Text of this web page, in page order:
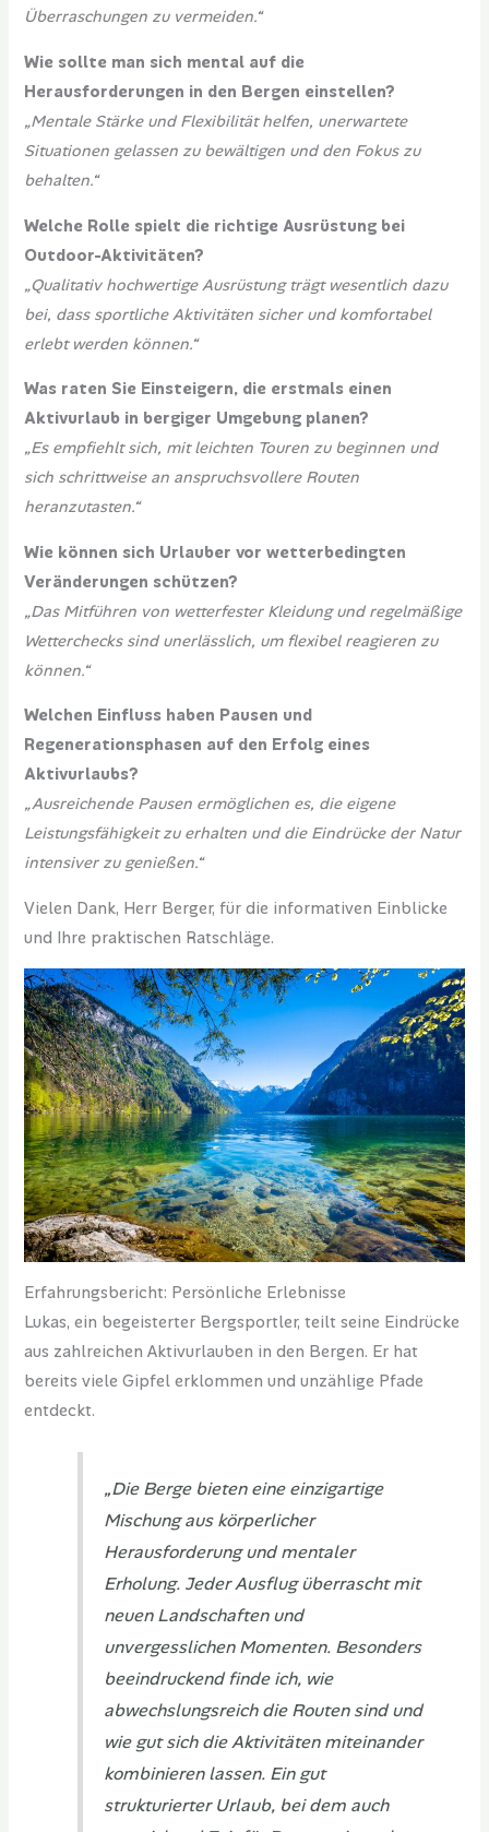
Überraschungen zu vermeiden.“
Wie sollte man sich mental auf die
Herausforderungen in den Bergen einstellen?
„Mentale Stärke und Flexibilität helfen, unerwartete
Situationen gelassen zu bewältigen und den Fokus zu
behalten.“
Welche Rolle spielt die richtige Ausrüstung bei
Outdoor-Aktivitäten?
„Qualitativ hochwertige Ausrüstung trägt wesentlich dazu
bei, dass sportliche Aktivitäten sicher und komfortabel
erlebt werden können.“
Was raten Sie Einsteigern, die erstmals einen
Aktivurlaub in bergiger Umgebung planen?
„Es empfiehlt sich, mit leichten Touren zu beginnen und
sich schrittweise an anspruchsvollere Routen
heranzutasten.“
Wie können sich Urlauber vor wetterbedingten
Veränderungen schützen?
„Das Mitführen von wetterfester Kleidung und regelmäßige
Wetterchecks sind unerlässlich, um flexibel reagieren zu
können.“
Welchen Einfluss haben Pausen und
Regenerationsphasen auf den Erfolg eines
Aktivurlaubs?
„Ausreichende Pausen ermöglichen es, die eigene
Leistungsfähigkeit zu erhalten und die Eindrücke der Natur
intensiver zu genießen.“
Vielen Dank, Herr Berger, für die informativen Einblicke
und Ihre praktischen Ratschläge.
Erfahrungsbericht: Persönliche Erlebnisse
Lukas, ein begeisterter Bergsportler, teilt seine Eindrücke
aus zahlreichen Aktivurlauben in den Bergen. Er hat
bereits viele Gipfel erklommen und unzählige Pfade
entdeckt.
„Die Berge bieten eine einzigartige
Mischung aus körperlicher
Herausforderung und mentaler
Erholung. Jeder Ausflug überrascht mit
neuen Landschaften und
unvergesslichen Momenten. Besonders
beeindruckend finde ich, wie
abwechslungsreich die Routen sind und
wie gut sich die Aktivitäten miteinander
kombinieren lassen. Ein gut
strukturierter Urlaub, bei dem auch